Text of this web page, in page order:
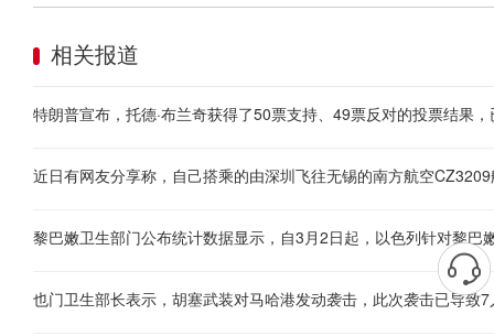
相关报道
特朗普宣布，托德·布兰奇获得了50票支持、49票反对的投票结果
也门卫生部长表示，胡塞武装对马哈港发动袭击，此次袭击已导致